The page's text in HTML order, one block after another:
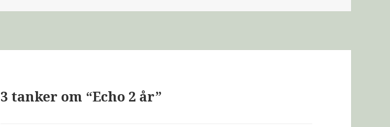
3 tanker om “Echo 2 år”